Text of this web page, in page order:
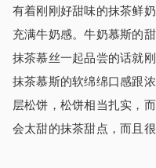
有着刚刚好甜味的抹茶鲜
充满牛奶感。牛奶慕斯的
抹茶慕丝一起品尝的话就刚
抹茶慕斯的软绵绵口感跟
层松饼，松饼相当扎实，
会太甜的抹茶甜点，而且很